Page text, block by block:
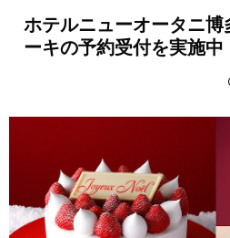
ホテルニューオータニ
ーキの予約受付を実施中